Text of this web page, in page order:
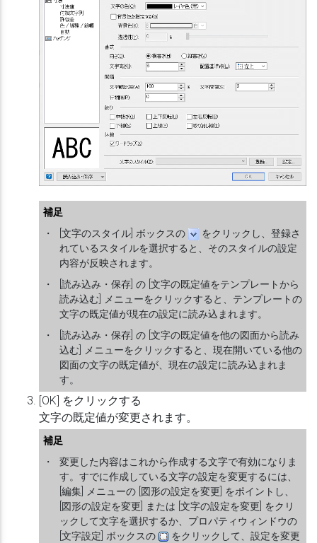
補足
・
[文字のスタイル] ボックスの
をクリックし、登録さ
れているスタイルを選択すると、そのスタイルの設定
内容が反映されます。
・
[読み込み・保存] の [文字の既定値をテンプレートから
読み込む] メニューをクリックすると、テンプレートの
文字の既定値が現在の設定に読み込まれます。
・
[読み込み・保存] の [文字の既定値を他の図面から読み
込む] メニューをクリックすると、現在開いている他の
図面の文字の既定値が、現在の設定に読み込まれま
す。
[OK] をクリックする
文字の既定値が変更されます。
補足
・
変更した内容はこれから作成する文字で有効になりま
す。すでに作成している文字の設定を変更するには、
[編集] メニューの [図形の設定を変更] をポイントし、
[図形の設定を変更] または [文字の設定を変更] をクリ
ックして文字を選択するか、プロパティウィンドウの
[文字設定] ボックスの
をクリックして、設定を変更